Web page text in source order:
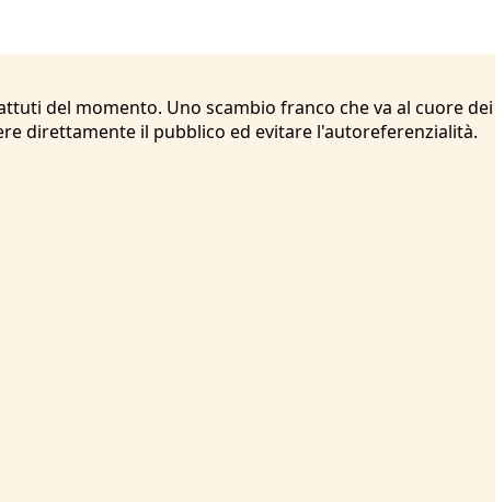
del momento. Uno scambio franco che va al cuore dei
direttamente il pubblico ed evitare l'autoreferenzialità.